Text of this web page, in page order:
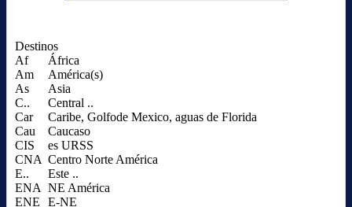
Destinos
Af
África
Am
América(s)
As
Asia
C..
Central ..
Car
Caribe, Golfode Mexico, aguas de Florida
Cau
Caucaso
CIS
es URSS
CNA Centro Norte América
E..
Este ..
ENA NE América
ENE
E-NE